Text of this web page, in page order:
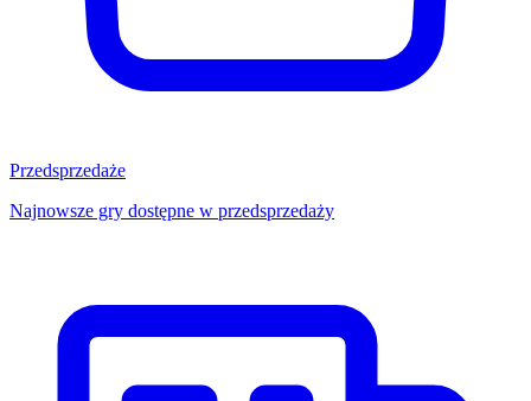
Przedsprzedaże
Najnowsze gry dostępne w przedsprzedaży